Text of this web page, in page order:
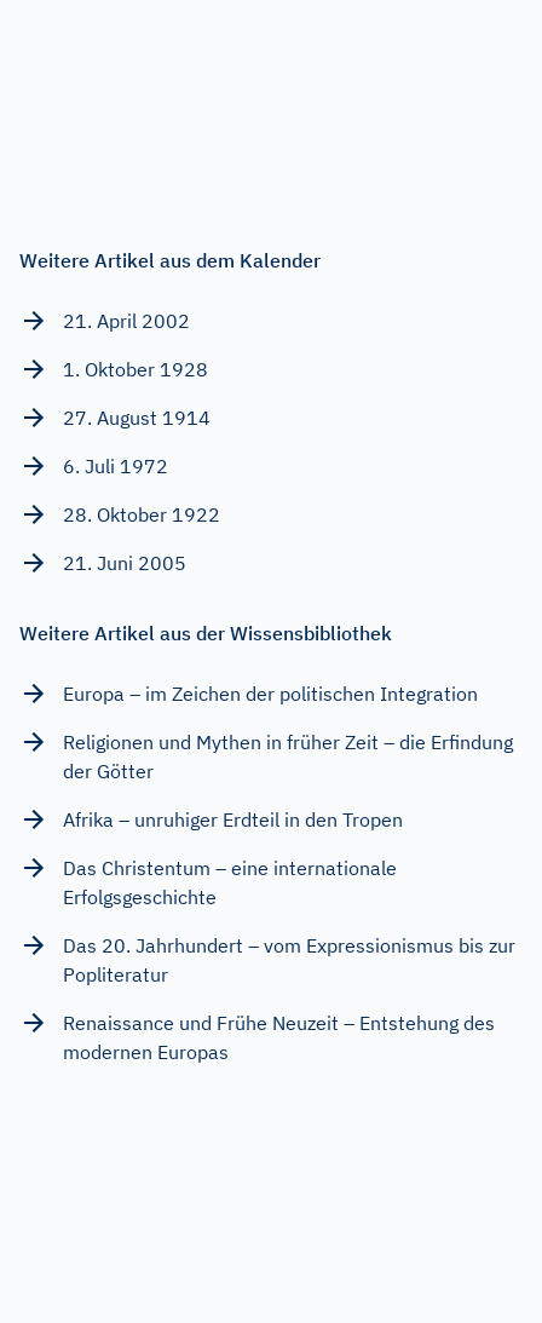
Weitere Artikel aus dem Kalender
21. April 2002
1. Oktober 1928
27. August 1914
6. Juli 1972
28. Oktober 1922
21. Juni 2005
Weitere Artikel aus der Wissensbibliothek
Europa – im Zeichen der politischen Integration
Religionen und Mythen in früher Zeit – die Erfindung
der Götter
Afrika – unruhiger Erdteil in den Tropen
Das Christentum – eine internationale
Erfolgsgeschichte
Das 20. Jahrhundert – vom Expressionismus bis zur
Popliteratur
Renaissance und Frühe Neuzeit – Entstehung des
modernen Europas